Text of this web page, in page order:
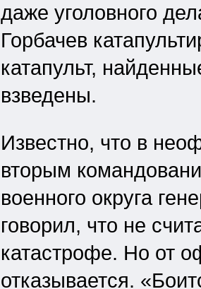
даже уголовного
Горбачев
катапульт,
взведены.
Известно, что в
вторым
военного округа
говорил, что не
катастрофе. Но от
отказывается.